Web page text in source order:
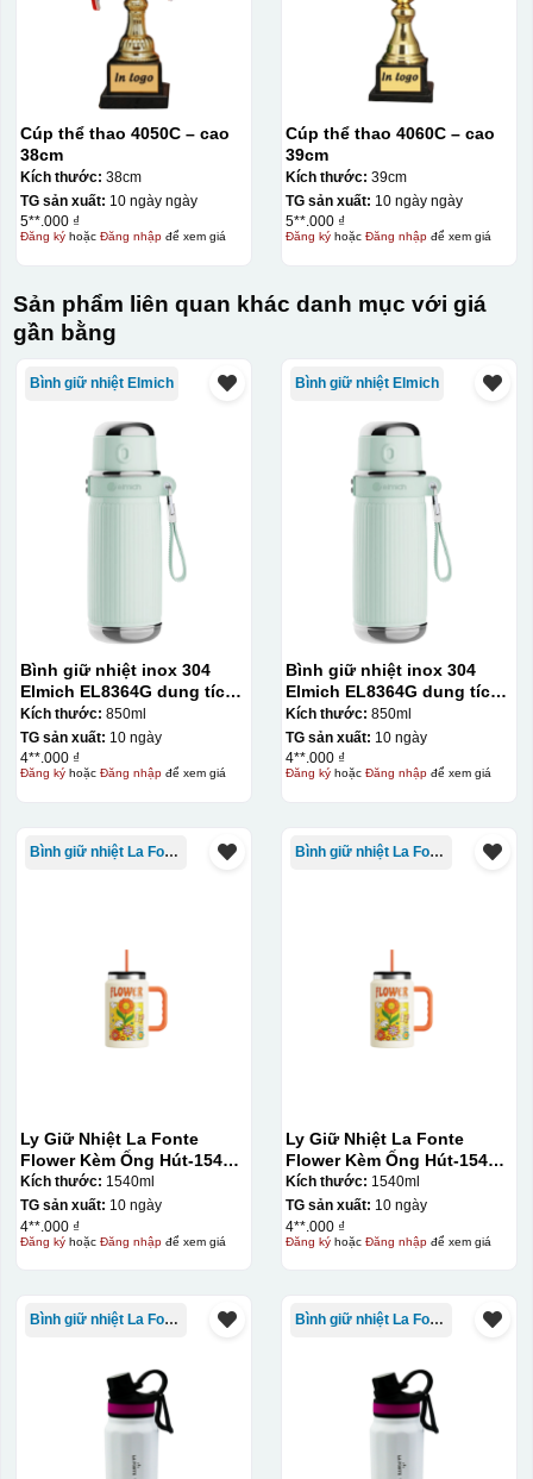
Cúp thể thao 4050C – cao
38cm
Kích thước: 38cm
TG sản xuất: 10 ngày ngày
5**.000 ₫
Đăng kýhoặc Đăng nhậpđể xem giá
Cúp thể thao 4060C – cao
39cm
Kích thước: 39cm
TG sản xuất: 10 ngày ngày
5**.000 ₫
Đăng kýhoặc Đăng nhậpđể xem giá
Sản phẩm liên quan khác danh mục với giá
gần bằng
Bình giữ nhiệt Elmich
Bình giữ nhiệt inox 304
Elmich EL8364G dung tích
850ml
Kích thước: 850ml
TG sản xuất: 10 ngày
4**.000 ₫
Đăng kýhoặc Đăng nhậpđể xem giá
Bình giữ nhiệt Elmich
Bình giữ nhiệt inox 304
Elmich EL8364G dung tích
850ml
Kích thước: 850ml
TG sản xuất: 10 ngày
4**.000 ₫
Đăng kýhoặc Đăng nhậpđể xem giá
Bình giữ nhiệt La Fonte
Ly Giữ Nhiệt La Fonte
Flower Kèm Ống Hút-1540
ml-014786
Kích thước: 1540ml
TG sản xuất: 10 ngày
4**.000 ₫
Đăng kýhoặc Đăng nhậpđể xem giá
Bình giữ nhiệt La Fonte
Ly Giữ Nhiệt La Fonte
Flower Kèm Ống Hút-1540
ml-014786
Kích thước: 1540ml
TG sản xuất: 10 ngày
4**.000 ₫
Đăng kýhoặc Đăng nhậpđể xem giá
Bình giữ nhiệt La Fonte Bình giữ nhiệt La Fonte